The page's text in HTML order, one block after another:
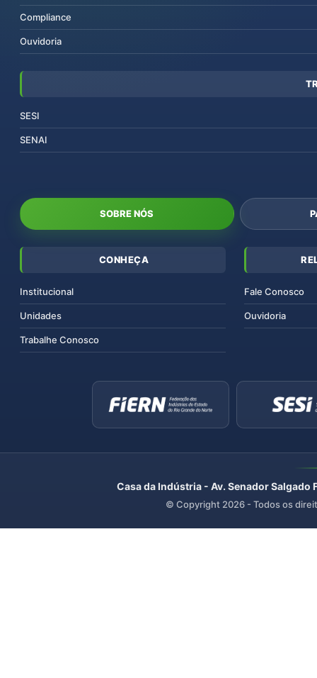
Compliance
Ouvidoria
SESI
SENAI
SOBRE NÓS
CONHEÇA
Institucional
Unidades
Trabalhe Conosco
Fale Conosco
Ouvidoria
Casa da Indústria - Av. Senador
© Copyright 2026 - Todos os